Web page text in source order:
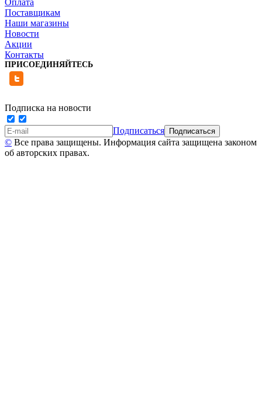
Оплата
Поставщикам
Наши магазины
Новости
Акции
Контакты
ПРИСОЕДИНЯЙТЕСЬ
Подписка на новости
Подписаться
© Все права защищены. Информация сайта защищена законом
об авторских правах.